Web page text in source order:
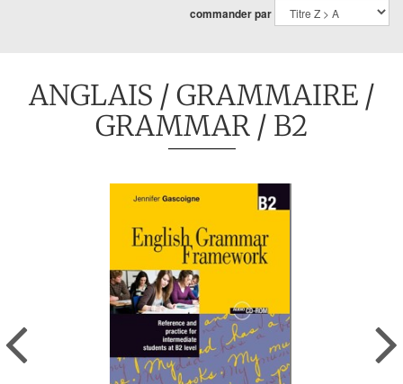
commander par
ANGLAIS / GRAMMAIRE/
GRAMMAR/ B2
Previous